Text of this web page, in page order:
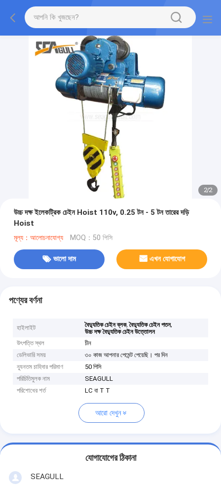
2/2
উচ্চ দক্ষ ইলেকট্রিক চেইন Hoist 110v, 0.25 টন - 5 টন তারের দড়ি
Hoist
মূল্য：আলোচনাযোগ্য MOQ：50 পিসি
ভালো দাম এখন যোগাযোগ
পণ্যের বর্ণনা
হাইলাইট বৈদ্যুতিক চেইন ব্লক,বৈদ্যুতিক চেইন পতন,
উচ্চ দক্ষ বৈদ্যুতিক চেইন উত্তোলন
উৎপত্তি স্থল
চীন
ডেলিভারি সময়
৩০ কাজ আপনার পেমেন্ট পেয়েছি। পর দিন
ন্যূনতম চাহিদার পরিমাণ
50 পিসি
পরিচিতিমুলক নাম
SEAGULL
পরিশোধের শর্ত
LC বা T T
আরো দেখুন
যোগাযোগের ঠিকানা
SEAGULL